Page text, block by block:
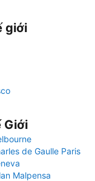
giới
Giới
de Gaulle Paris
Malpensa